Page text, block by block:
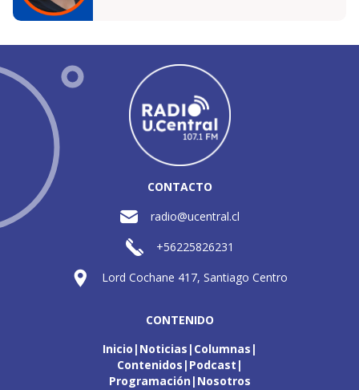
CONTACTO
radio@ucentral.cl
+56225826231
Lord Cochane 417, Santiago Centro
CONTENIDO
Inicio Noticias Columnas
Contenidos Podcast
Programación Nosotros